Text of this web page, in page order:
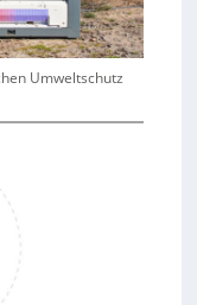
Umweltschutz